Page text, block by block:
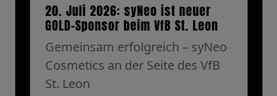
20. Juli 2026: syNeo ist neuer
GOLD-Sponsor beim VfB St. Leon
Gemeinsam erfolgreich – syNeo
Cosmetics an der Seite des VfB
St. Leon